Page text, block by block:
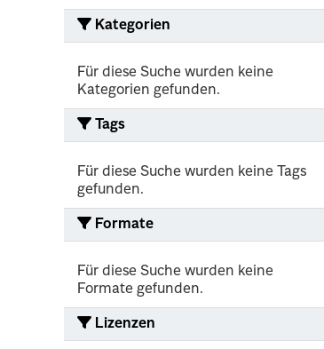
Kategorien
Für diese Suche wurden keine
Kategorien gefunden.
Tags
Für diese Suche wurden keine Tags
gefunden.
Formate
Für diese Suche wurden keine
Formate gefunden.
Lizenzen